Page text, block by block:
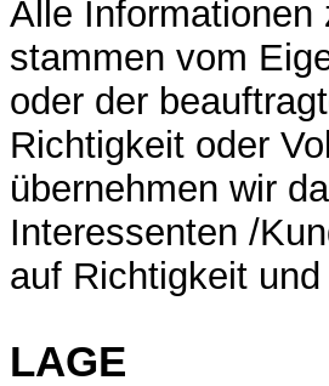
Alle Informationen
stammen vom
oder der
Richtigkeit oder
übernehmen wir
Interessenten /
auf Richtigkeit
LAGE